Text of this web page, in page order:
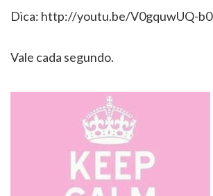
Dica: http://youtu.be/V0gquwUQ-b0
Vale cada segundo.